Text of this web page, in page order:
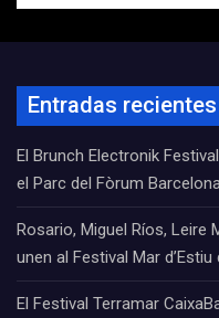
Entradas recientes
El Brunch Electronik
el Parc del Fòrum
Rosario, Miguel Ríos,
unen al Festival Mar
El Festival Terramar